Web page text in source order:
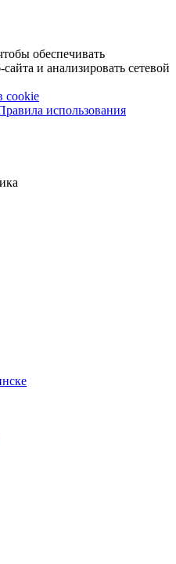
обеспечивать
и анализировать сетевой
cookie
использования